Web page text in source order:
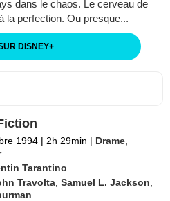
dans le chaos. Le cerveau de
la perfection. Ou presque...
DISNEY+
1994 | 2h 29min | Drame
Tarantino
Travolta ,Samuel L. Jackson